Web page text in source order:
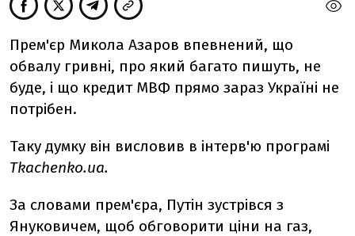
Прем'єр Микола Азаров впевнений, що
обвалу гривні, про який багато пишуть, не
буде, і що кредит МВФ прямо зараз Україні не
потрібен.
Таку думку він висловив в інтерв'ю програмі
Tkachenko.ua.
За словами прем'єра, Путін зустрівся з
Януковичем, щоб обговорити ціни на газ,